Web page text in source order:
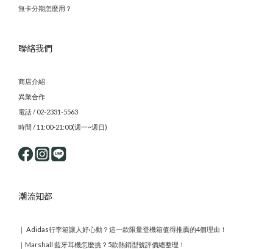
無卡分期怎麼用？
聯絡我們
商店介紹
異業合作
電話 / 02-2331-5563
時間 / 11:00-21:00(週一~週日)
潮流知都
｜ Adidas行李箱讓人好心動？這一款限量登機箱值得推薦的4個理由！
｜ Marshall 藍牙耳機怎麼挑？5款熱銷型號評價總整理！